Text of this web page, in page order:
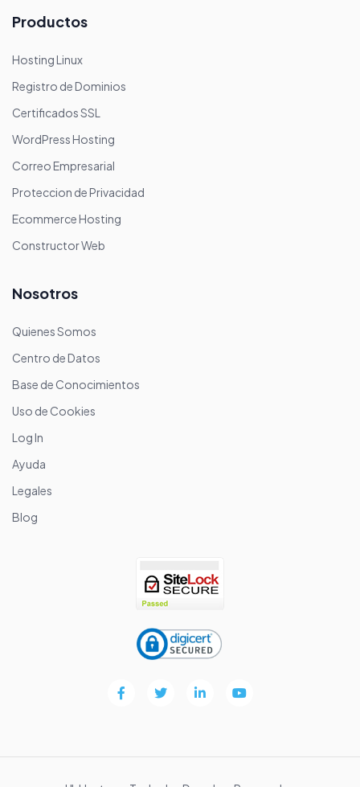
Productos
Hosting Linux
Registro de Dominios
Certificados SSL
WordPress Hosting
Correo Empresarial
Proteccion de Privacidad
Ecommerce Hosting
Constructor Web
Nosotros
Quienes Somos
Centro de Datos
Base de Conocimientos
Uso de Cookies
Log In
Ayuda
Legales
Blog